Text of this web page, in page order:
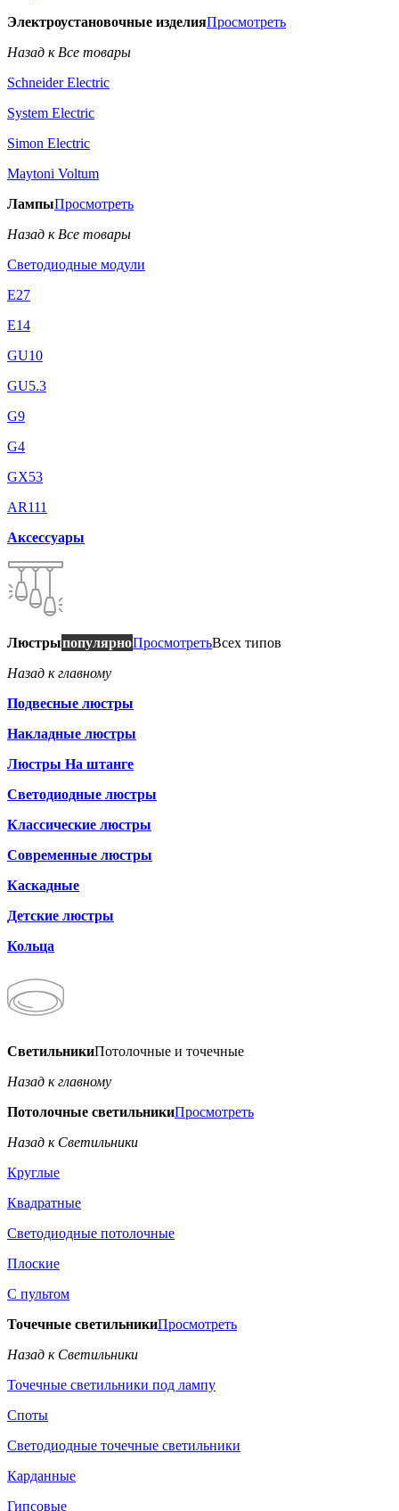
Электроустановочные изделияПросмотреть
Назад к Все товары
Schneider Electric
System Electric
Simon Electric
Maytoni Voltum
ЛампыПросмотреть
Назад к Все товары
Светодиодные модули
E27
E14
GU10
GU5.3
G9
G4
GX53
AR111
Аксессуары
ЛюстрыпопулярноПросмотретьВсех типов
Назад к главному
Подвесные люстры
Накладные люстры
Люстры На штанге
Светодиодные люстры
Классические люстры
Современные люстры
Каскадные
Детские люстры
Кольца
СветильникиПотолочные и точечные
Назад к главному
Потолочные светильникиПросмотреть
Назад к Светильники
Круглые
Квадратные
Светодиодные потолочные
Плоские
С пультом
Точечные светильникиПросмотреть
Назад к Светильники
Точечные светильники под лампу
Споты
Светодиодные точечные светильники
Карданные
Гипсовые